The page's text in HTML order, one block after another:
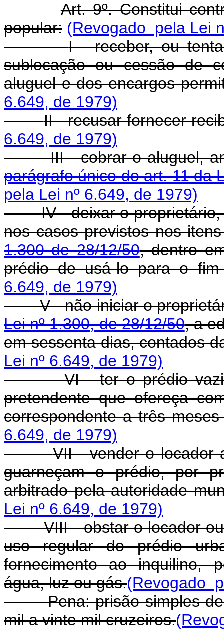
Art. 9º. Constitui
popular: (Revogado pela Lei
I - receber, ou
sublocação ou cessão de
aluguel e dos encargos
6.649, de 1979)
II - recusar fornecer
6.649, de 1979)
III - cobrar o aluguel,
parágrafo único do art. 11 da
pela Lei nº 6.649, de 1979)
IV - deixar o
nos casos previstos nos
1.300 de 28/12/50, dentro
prédio de usá-lo para o fim
6.649, de 1979)
V - não iniciar o
Lei nº 1.300, de 28/12/50, a
em sessenta dias, contados
Lei nº 6.649, de 1979)
VI - ter o prédio
pretendente que ofereça
correspondente a três
6.649, de 1979)
VII - vender o locador
guarneçam o prédio, por
arbitrado pela autoridade
Lei nº 6.649, de 1979)
VIII - obstar o locador
uso regular do prédio
fornecimento ao inquilino,
água, luz ou gás.(Revogado
Pena: prisão simples
mil a vinte mil cruzeiros.